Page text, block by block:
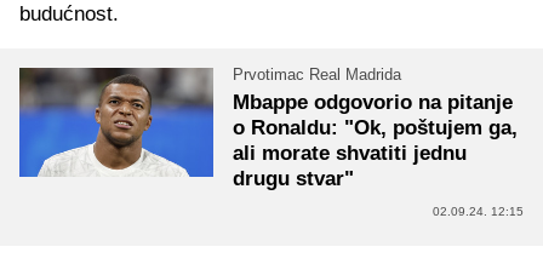
budućnost.
Prvotimac Real Madrida
Mbappe odgovorio na pitanje
o Ronaldu: "Ok, poštujem ga,
ali morate shvatiti jednu
drugu stvar"
02.09.24. 12:15